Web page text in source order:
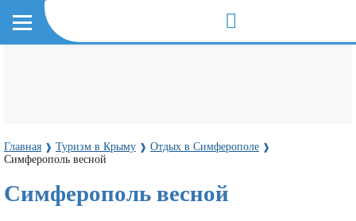
Главная ❱ Туризм в Крыму ❱ Отдых в Симферополе ❱
Симферополь весной
Симферополь весной